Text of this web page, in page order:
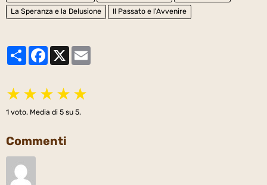
La Speranza e la Delusione
Il Passato e l'Avvenire
PartagerFacebook
★ ★ ★ ★ ★
1 voto. Media di 5 su 5.
Commenti